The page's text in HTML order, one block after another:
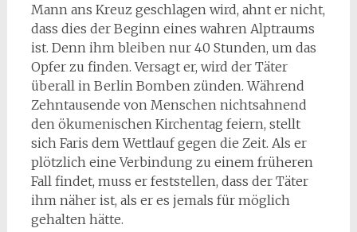
Mann ans Kreuz geschlagen wird, ahnt er nicht,
dass dies der Beginn eines wahren Alptraums
ist. Denn ihm bleiben nur 40 Stunden, um das
Opfer zu finden. Versagt er, wird der Täter
überall in Berlin Bomben zünden. Während
Zehntausende von Menschen nichtsahnend
den ökumenischen Kirchentag feiern, stellt
sich Faris dem Wettlauf gegen die Zeit. Als er
plötzlich eine Verbindung zu einem früheren
Fall findet, muss er feststellen, dass der Täter
ihm näher ist, als er es jemals für möglich
gehalten hätte.